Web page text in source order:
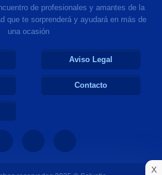
X
de profesionales y amantes de la
que te sorprenderá y ayudará en más de
una ocasión
Aviso Legal
Contacto